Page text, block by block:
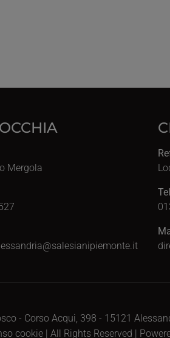
Mergola
- Corso Acqui, 398 - 15121
cookie | All Rights Reserved |